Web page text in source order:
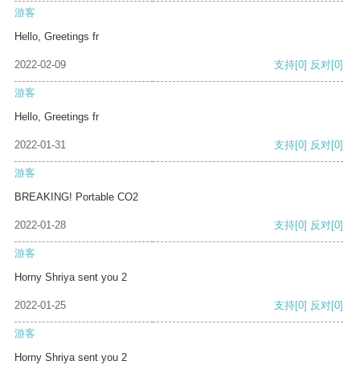
游客
Hello, Greetings fr
2022-02-09 支持[0] 反对[0]
游客
Hello, Greetings fr
2022-01-31 支持[0] 反对[0]
游客
BREAKING! Portable CO2
2022-01-28 支持[0] 反对[0]
游客
Horny Shriya sent you 2
2022-01-25 支持[0] 反对[0]
游客
Horny Shriya sent you 2